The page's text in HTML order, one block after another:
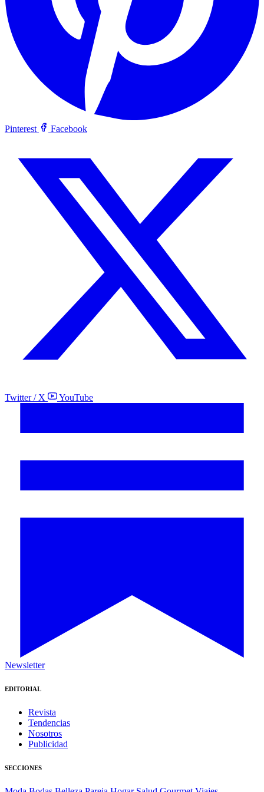
Pinterest Facebook
Twitter / X YouTube
Newsletter
EDITORIAL
Revista
Tendencias
Nosotros
Publicidad
SECCIONES